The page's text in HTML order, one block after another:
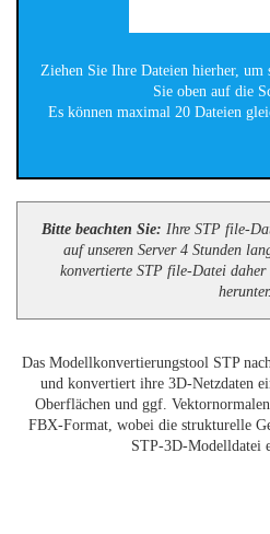
Ziehen Sie Ihre Dateien hierher, um
Sie oben auf die
Es können maximal 20 Dateien
Bitte beachten Sie: Ihre STP file-
auf unseren Server 4 Stunden
konvertierte STP file-Datei
herunter.
Das Modellkonvertierungstool STP
und konvertiert ihre 3D-Netzdaten
Oberflächen und ggf.
FBX-Format, wobei die strukturelle
STP-3D-Modelldatei